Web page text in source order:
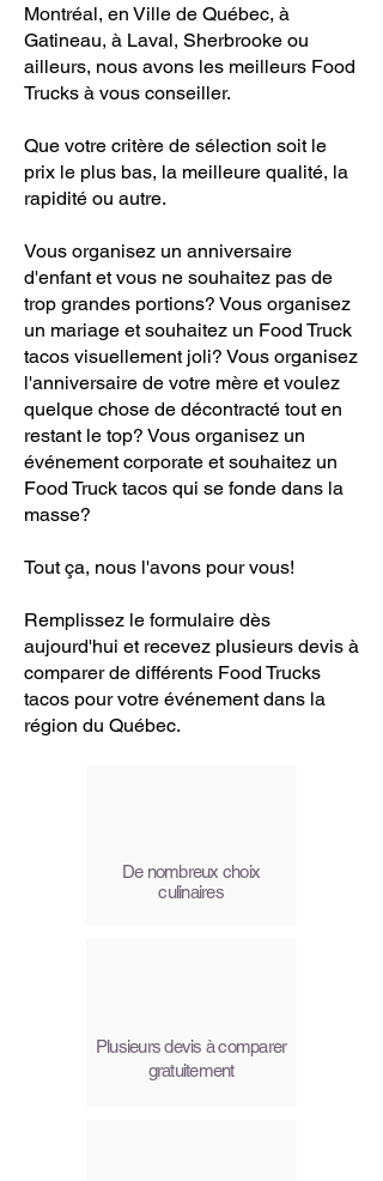
Montréal, en Ville de Québec, à
Gatineau, à Laval, Sherbrooke ou
ailleurs, nous avons les meilleurs Food
Trucks à vous conseiller.
Que votre critère de sélection soit le
prix le plus bas, la meilleure qualité, la
rapidité ou autre.
Vous organisez un anniversaire
d'enfant et vous ne souhaitez pas de
trop grandes portions? Vous organisez
un mariage et souhaitez un Food Truck
tacos visuellement joli? Vous organisez
l'anniversaire de votre mère et voulez
quelque chose de décontracté tout en
restant le top? Vous organisez un
événement corporate et souhaitez un
Food Truck tacos qui se fonde dans la
masse?
Tout ça, nous l'avons pour vous!
Remplissez le formulaire dès
aujourd'hui et recevez plusieurs devis à
comparer de différents Food Trucks
tacos pour votre événement dans la
région du Québec.
De nombreux choix
culinaires
Plusieurs devis à comparer
gratuitement